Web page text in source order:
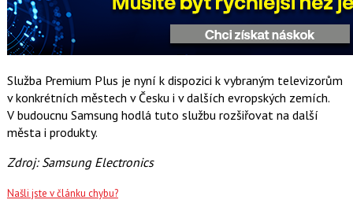
Služba Premium Plus je nyní k dispozici k vybraným televizorům
v konkrétních městech v Česku i v dalších evropských zemích.
V budoucnu Samsung hodlá tuto službu rozšiřovat na další
města i produkty.
Zdroj: Samsung Electronics
Našli jste v článku chybu?